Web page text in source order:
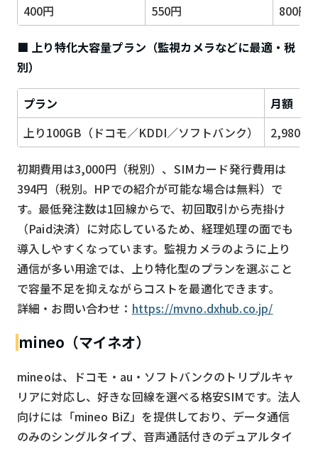
400円
550円 800円
■ 上り特化大容量プラン（監視カメラなどに最適・税
別）
プラン
月額（
上り100GB（ドコモ／KDDI／ソフトバンク）
2,980円
初期費用は3,000円（税別）、SIMカード発行費用は
394円（税別。HPでの紹介が可能な場合は無料）で
す。最低発注数は1回線からで、初回取引から売掛け
（Paid決済）に対応しているため、経理処理の面でも
導入しやすくなっています。監視カメラのように上り
通信が多い用途では、上り特化型のプランを選ぶこと
で容量不足を抑えながらコストを最適化できます。
詳細・お問い合わせ： https://mvno.dxhub.co.jp/
mineo（マイネオ）
mineoは、ドコモ・au・ソフトバンクのトリプルキャ
リアに対応し、好きな回線を選べる格安SIMです。法人
向けには「mineo BiZ」を提供しており、データ通信
のみのシングルタイプ、音声通話付きのデュアルタイ